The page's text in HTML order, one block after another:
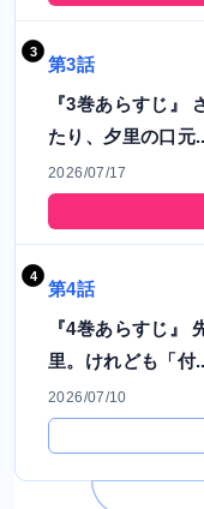
第3話
『3巻あらすじ』
たり、夕里の口元
2026/07/17
第4話
『4巻あらすじ』
里。けれども「付
2026/07/10